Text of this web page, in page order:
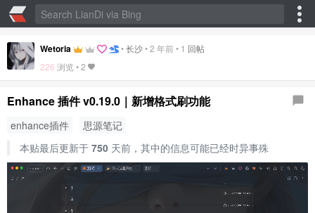
Wetoria •长沙•2 年前• 1 回帖
226 浏览 •2
Enhance 插件 v0.19.0｜新增格式刷功能
enhance插件
思源笔记
本贴最后更新于 750天前，其中的信息可能已经时异事殊